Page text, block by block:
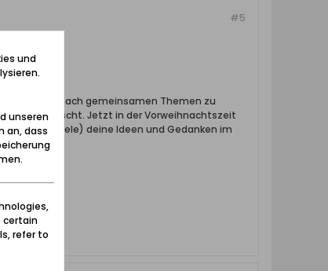
#5
nach gemeinsamen Themen zu
beherrscht. Jetzt in der Vorweihnachtszeit
viele) deine Ideen und Gedanken im
und
unseren
an, dass
certain
refer to